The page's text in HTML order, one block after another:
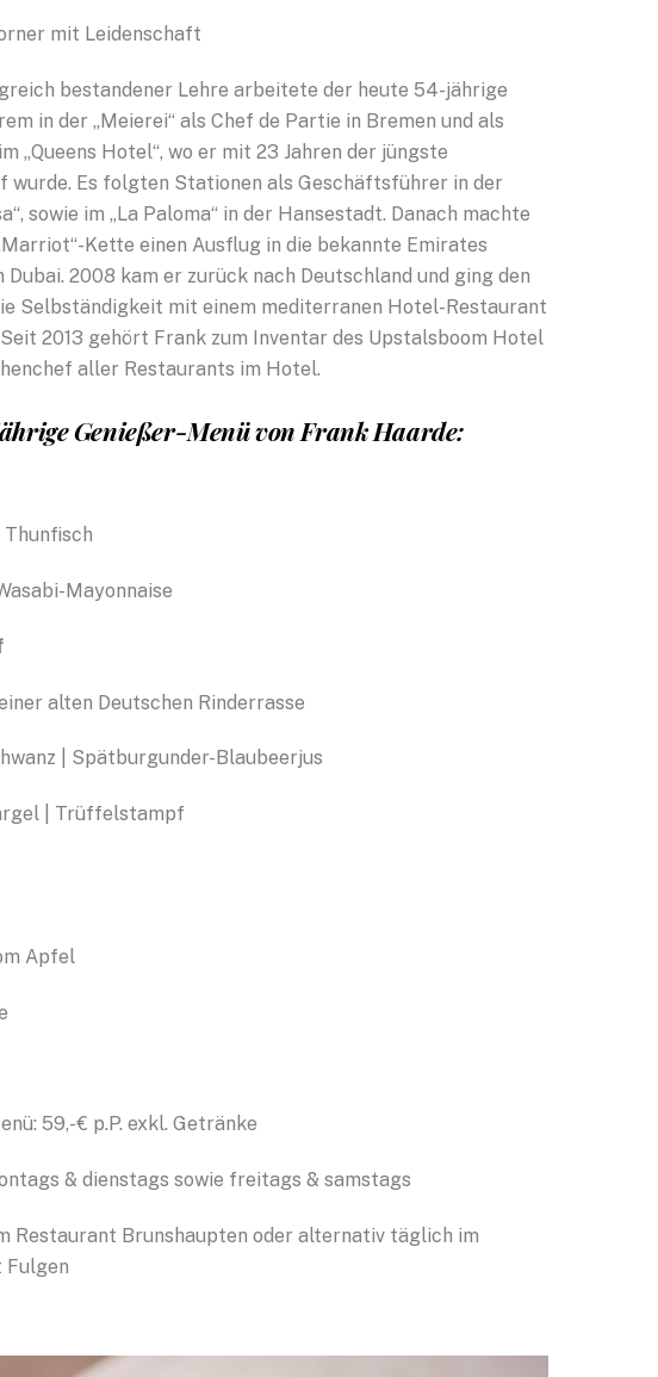
mit Leidenschaft
bestandener Lehre arbeitete der heute 54-jährige
in der „Meierei“ als Chef de Partie in Bremen und als
„Queens Hotel“, wo er mit 23 Jahren der jüngste
wurde. Es folgten Stationen als Geschäftsführer in der
sowie im „La Paloma“ in der Hansestadt. Danach machte
Kette einen Ausflug in die bekannte Emirates
Dubai. 2008 kam er zurück nach Deutschland und ging den
Selbständigkeit mit einem mediterranen Hotel-Restaurant
2013 gehört Frank zum Inventar des Upstalsboom Hotel
aller Restaurants im Hotel.
Genießer-Menü von Frank Haarde:
vom Thunfisch
Mayonnaise
alten Deutschen Rinderrasse
| Spätburgunder-Blaubeerjus
Spargel | Trüffelstampf
vom Apfel
59,- € p.P. exkl. Getränke
& dienstags sowie freitags & samstags
Restaurant Brunshaupten oder alternativ täglich im
Fulgen